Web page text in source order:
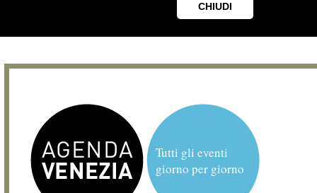
CHIUDI
Tutti gli eventi
giorno per giorno